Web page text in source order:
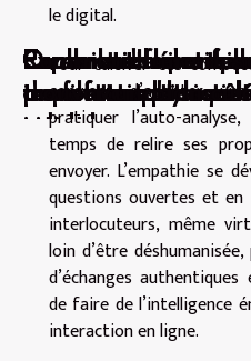
le digital.
Pour cultiver ces
convient d’adopter
pratiquer l’auto-
temps de relire ses
envoyer. L’empathie se
questions ouvertes et
interlocuteurs, même
loin d’être
d’échanges
de faire de l’intelligence
interaction en ligne.
Comment les
transforment les
Comment les
transforment les
Conseils d'experts
rencontre
virtuel
Rencontres
profil attirant sans
Exploration des
impactant le
intimes
Exploration des
de conversation
adultes
Quels sont les
trouver un plan cul
Comment faire des